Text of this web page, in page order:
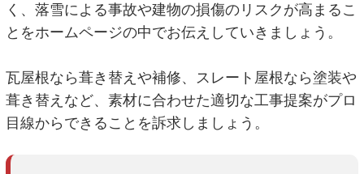
く、落雪による事故や建物の損傷のリスクが高まるこ
とをホームページの中でお伝えしていきましょう。
瓦屋根なら葺き替えや補修、スレート屋根なら塗装や
葺き替えなど、素材に合わせた適切な工事提案がプロ
目線からできることを訴求しましょう。